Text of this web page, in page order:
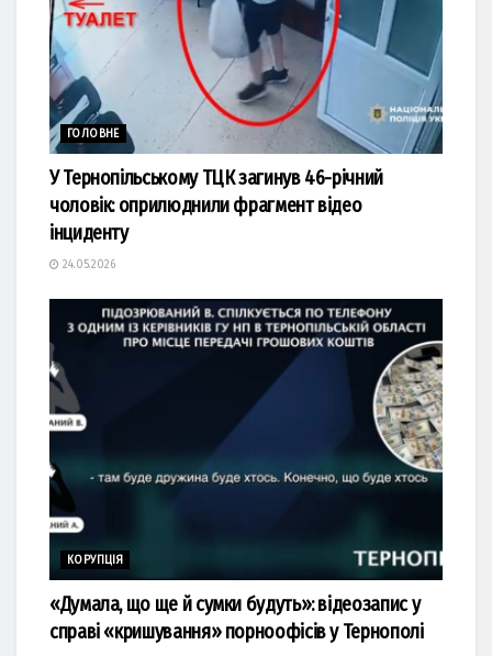
ГОЛОВНЕ
У Тернопільському ТЦК загинув 46-річний
чоловік: оприлюднили фрагмент відео
інциденту
24.05.2026
КОРУПЦІЯ
«Думала, що ще й сумки будуть»: відеозапис у
справі «кришування» порноофісів у Тернополі